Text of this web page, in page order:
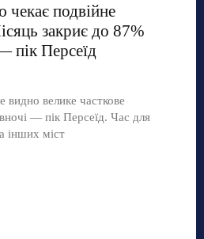
чекає подвійне
закриє до 87%
пік Персеїд
видно велике часткове
— пік Персеїд. Час для
інших міст